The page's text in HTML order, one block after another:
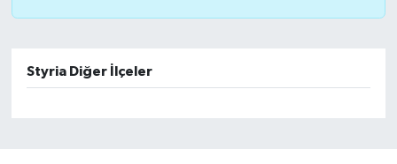
Styria Diğer İlçeler